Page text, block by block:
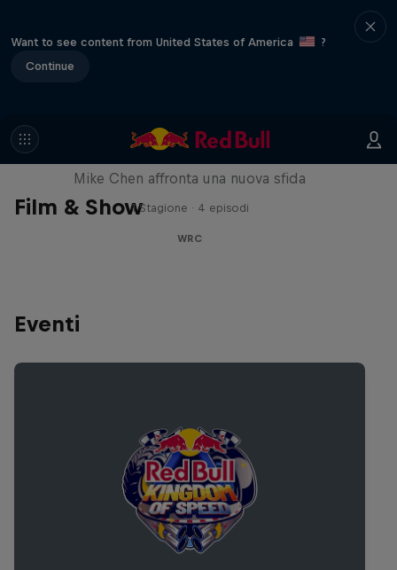
Want to see content from United States of America
?
Continue
Film & Show
Going Straight Sideways
Mike Chen affronta una nuova sfida
1 Stagione · 4 episodi
WRC
Eventi